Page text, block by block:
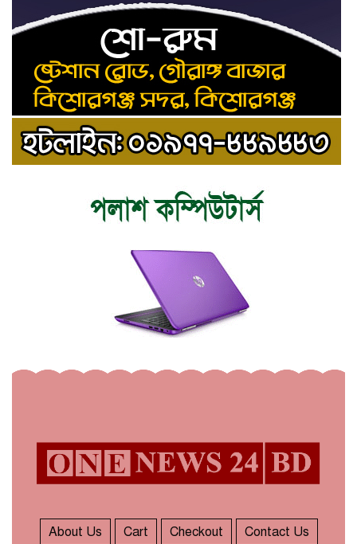
১০
৪ বিভাগে অতি ভারি বৃষ্টির
সতর্কবার্তা
About Us Cart Checkout Contact Us